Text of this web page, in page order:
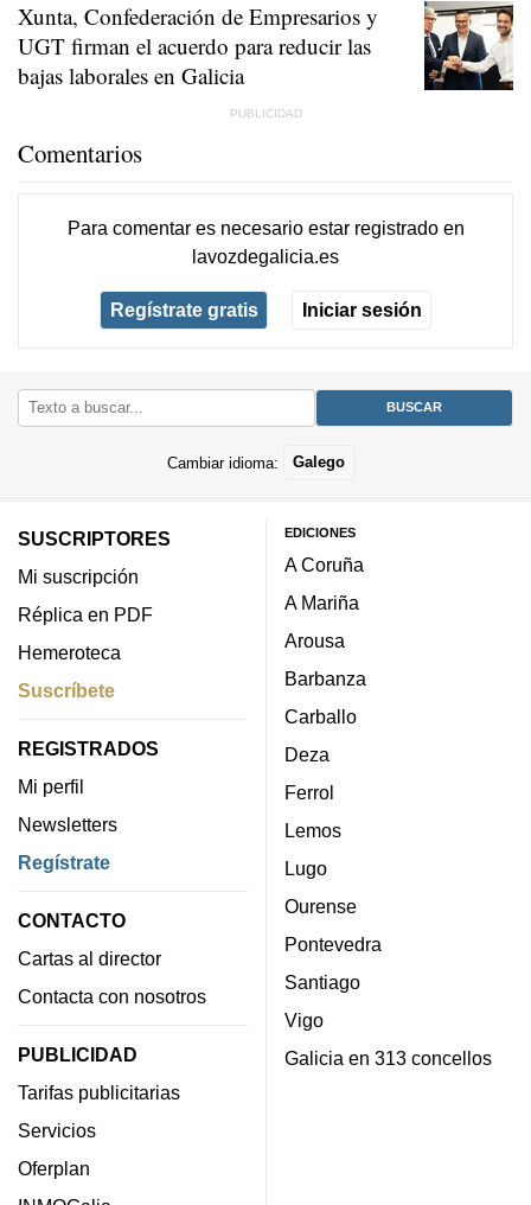
Xunta, Confederación de Empresarios y
UGT firman el acuerdo para reducir las
bajas laborales en Galicia
Comentarios
Para comentar es necesario estar registradoen
lavozdegalicia.es
Regístrate gratis Iniciar sesión
Cambiar idioma: Galego
SUSCRIPTORES
Mi suscripción
Réplica en PDF
Hemeroteca
Suscríbete
REGISTRADOS
Mi perfil
Newsletters
Regístrate
CONTACTO
Cartas al director
Contacta con nosotros
PUBLICIDAD
Tarifas publicitarias
Servicios
Oferplan
EDICIONES
A Coruña
A Mariña
Arousa
Barbanza
Carballo
Deza
Ferrol
Lemos
Lugo
Ourense
Pontevedra
Santiago
Vigo
Galicia en 313 concellos